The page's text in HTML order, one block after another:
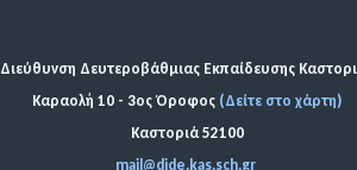
Διεύθυνση Δευτεροβάθμιας Εκπαίδευσης
Καραολή 10 - 3ος Όροφος (Δείτε στο χάρτη)
Καστοριά 52100
mail@dide.kas.sch.gr